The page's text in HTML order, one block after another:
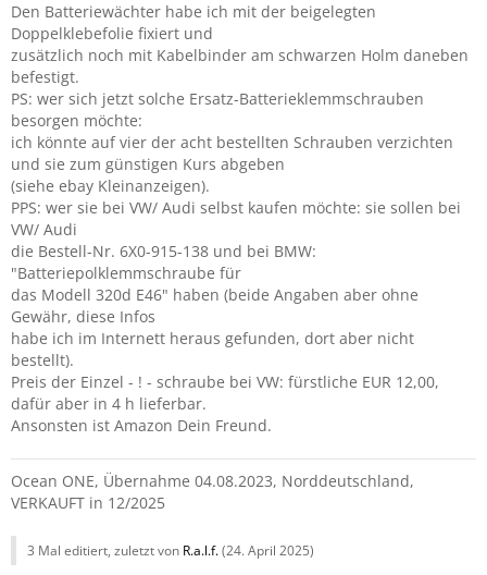
Den Batteriewächter habe ich mit der beigelegten
Doppelklebefolie fixiert und
zusätzlich noch mit Kabelbinder am schwarzen Holm daneben
befestigt.
PS: wer sich jetzt solche Ersatz-Batterieklemmschrauben
besorgen möchte:
ich könnte auf vier der acht bestellten Schrauben verzichten
und sie zum günstigen Kurs abgeben
(siehe ebay Kleinanzeigen).
PPS: wer sie bei VW/ Audi selbst kaufen möchte: sie sollen bei
VW/ Audi
die Bestell-Nr. 6X0-915-138 und bei BMW:
"Batteriepolklemmschraube für
das Modell 320d E46" haben (beide Angaben aber ohne
Gewähr, diese Infos
habe ich im Internett heraus gefunden, dort aber nicht
bestellt).
Preis der Einzel - ! - schraube bei VW: fürstliche EUR 12,00,
dafür aber in 4 h lieferbar.
Ansonsten ist Amazon Dein Freund.
Ocean ONE, Übernahme 04.08.2023, Norddeutschland,
VERKAUFT in 12/2025
3 Mal editiert, zuletzt von R.a.l.f.(24. April 2025)